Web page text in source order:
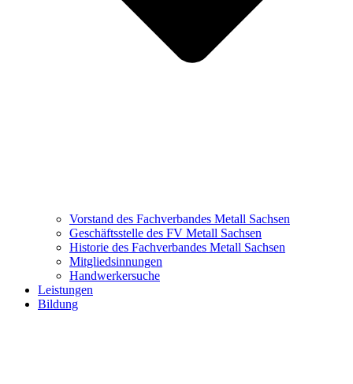
Vorstand des Fachverbandes Metall Sachsen
Geschäftsstelle des FV Metall Sachsen
Historie des Fachverbandes Metall Sachsen
Mitgliedsinnungen
Handwerkersuche
Leistungen
Bildung